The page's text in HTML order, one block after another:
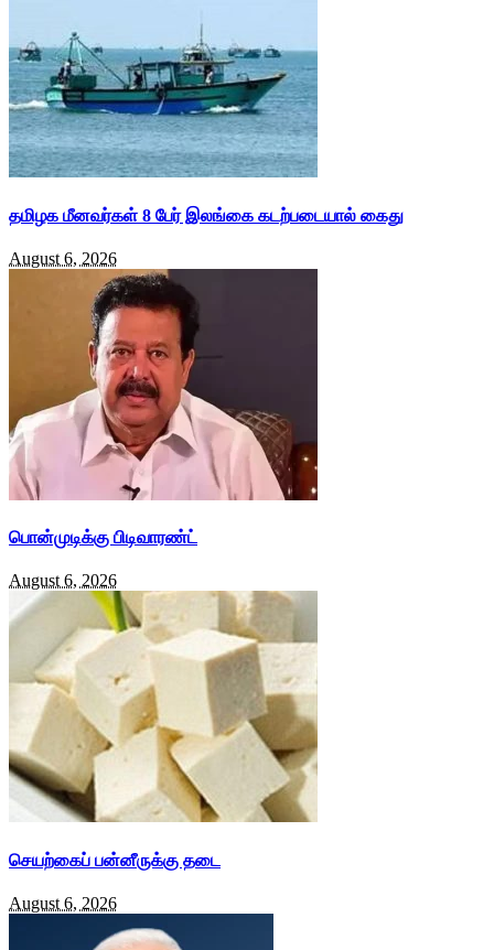
தமிழக மீனவர்கள் 8 பேர் இலங்கை கடற்படையால் கைது
August 6, 2026
பொன்முடிக்கு பிடிவாரண்ட்
August 6, 2026
செயற்கைப் பன்னீருக்கு தடை
August 6, 2026